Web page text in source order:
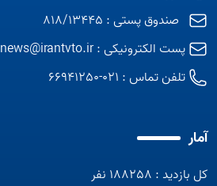
صندوق پستی : 818/13445
پست الکترونیکی :news@irantvto.ir
تلفن تماس : 021-66941250
آمار
کل بازدید : 188258 نفر